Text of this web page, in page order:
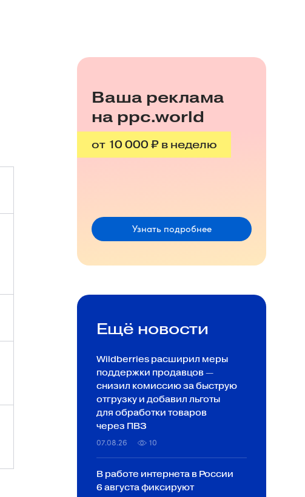
Ваша реклама
на ppc.world
от 10 000 ₽ в неделю
Узнать подробнее
Ещё новости
Wildberries расширил меры
поддержки продавцов —
снизил комиссию за быструю
отгрузку и добавил льготы
для обработки товаров
через ПВЗ
07.08.26 10
В работе интернета в России
6 августа фиксируют